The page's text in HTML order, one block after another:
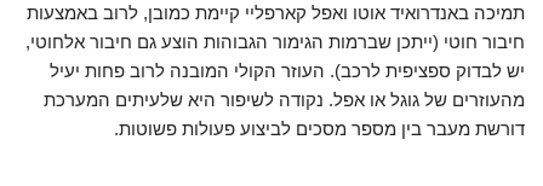
תמיכה באנדרואיד אוטו ואפל קארפליי קיימת כמובן, לרוב באמצעות
חיבור חוטי (ייתכן שברמות הגימור הגבוהות הוצע גם חיבור אלחוטי,
יש לבדוק ספציפית לרכב). העוזר הקולי המובנה לרוב פחות יעיל
מהעוזרים של גוגל או אפל. נקודה לשיפור היא שלעיתים המערכת
דורשת מעבר בין מספר מסכים לביצוע פעולות פשוטות.